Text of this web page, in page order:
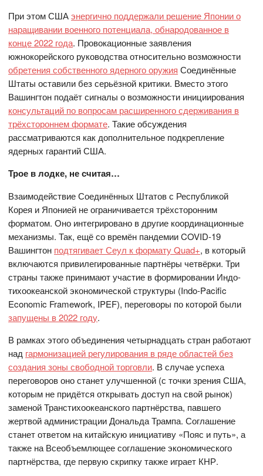
При этом СШАэнергично поддержали решение Японии о
наращивании военного потенциала, обнародованное в
конце 2022 года. Провокационные заявления
южнокорейского руководства относительно возможности
обретения собственного ядерного оружия Соединённые
Штаты оставили без серьёзной критики. Вместо этого
Вашингтон подаёт сигналы о возможности инициирования
консультаций по вопросам расширенного сдерживания в
трёхстороннем формате. Такие обсуждения
рассматриваются как дополнительное подкрепление
ядерных гарантий США.
Трое в лодке, не считая…
Взаимодействие Соединённых Штатов с Республикой
Корея и Японией не ограничивается трёхсторонним
форматом. Оно интегрировано в другие координационные
механизмы. Так, ещё со времён пандемии COVID-19
Вашингтон подтягивает Сеул к формату Quad+, в который
включаются привилегированные партнёры четвёрки. Три
страны также принимают участие в формировании Индо-
тихоокеанской экономической структуры (Indo-Pacific
Economic Framework, IPEF), переговоры по которой были
запущены в 2022 году.
В рамках этого объединения четырнадцать стран работают
над гармонизацией регулирования в ряде областей без
создания зоны свободной торговли. В случае успеха
переговоров оно станет улучшенной (с точки зрения США,
которым не придётся открывать доступ на свой рынок)
заменой Транстихоокеанского партнёрства, павшего
жертвой администрации Дональда Трампа. Соглашение
станет ответом на китайскую инициативу «Пояс и путь», а
также на Всеобъемлющее соглашение экономического
партнёрства, где первую скрипку также играет КНР.